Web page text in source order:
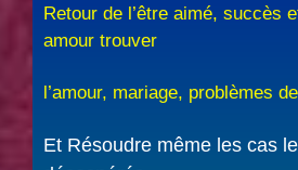
Retour de l’être aimé, succès
amour trouver
l’amour, mariage, problèmes
Et Résoudre même les cas